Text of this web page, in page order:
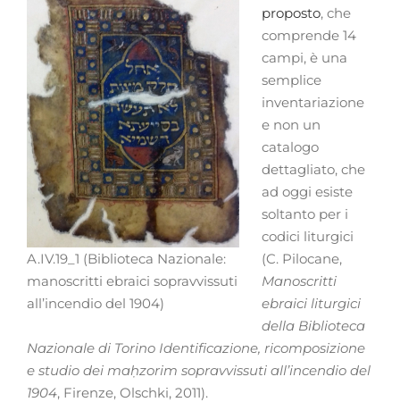
A.IV.19_1 (Biblioteca Nazionale:
manoscritti ebraici sopravvissuti
all’incendio del 1904)
proposto, che
comprende 14
campi, è una
semplice
inventariazione
e non un
catalogo
dettagliato, che
ad oggi esiste
soltanto per i
codici liturgici
(C. Pilocane,
Manoscritti
ebraici liturgici
della Biblioteca
Nazionale di Torino Identificazione, ricomposizione
e studio dei maḥzorim sopravvissuti all’incendio del
1904, Firenze, Olschki, 2011).